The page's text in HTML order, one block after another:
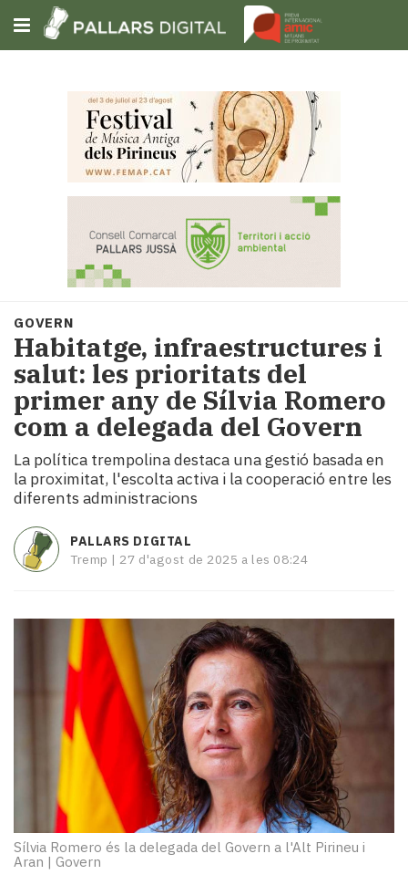
Subscriu-t'hi
Portada
Societat
Política
i
municipis
Economia
i
Cultura
Esports
Mai
tant!
TV
i
temps
Reportatges
Entrevistes
Enquestes
escena!
teva!
Subscriptors
La
newsletter
GOVERN
Habitatge, infraestructures i
salut: les prioritats del
primer any de Sílvia Romero
com a delegada del Govern
La política trempolina destaca una gestió basada en
la proximitat, l'escolta activa i la cooperació entre les
diferents administracions
PALLARS DIGITAL
Tremp | 27 d'agost de 2025 a les 08:24
Sílvia Romero és la delegada del Govern a l'Alt Pirineu i
Aran | Govern